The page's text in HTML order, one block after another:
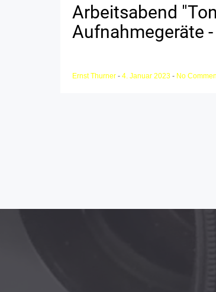
Arbeitsabend
Aufnahmegeräte
Ernst Thurner - 4. Januar 2023 - No